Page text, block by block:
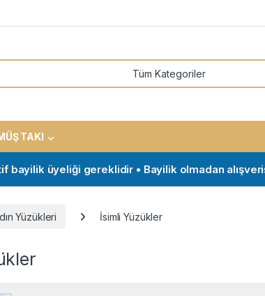
TAKI
üyeliği gereklidir • Bayilik olmadan alışveriş
Yüzükleri İsimli Yüzükler